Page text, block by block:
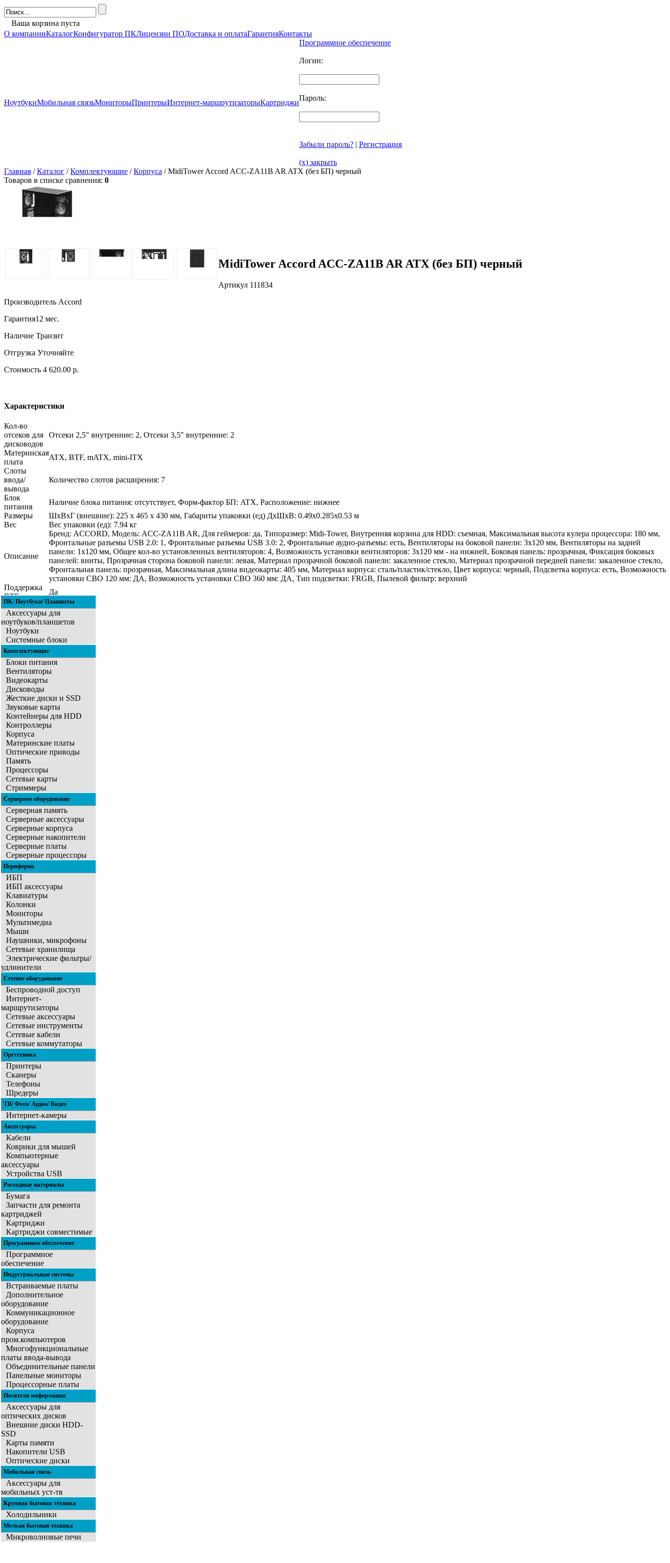
Ваша корзина пуста
О компанииКаталогКонфигуратор ПКЛицензии ПОДоставка и оплатаГарантияКонтакты
НоутбукиМобильная связьМониторыПринтерыИнтернет-маршрутизаторыКартриджи
Программное обеспечение
Логин:
Пароль:
Забыли пароль? | Регистрация
(x) закрыть
Главная /Каталог /Комплектующие /Корпуса / MidiTower Accord ACC-ZA11B AR ATX (без БП) черный
Товаров в списке сравнения: 0
MidiTower Accord ACC-ZA11B AR ATX (без БП) черный
Артикул 111834
Производитель Accord
Гарантия12 мес.
Наличие Транзит
Отгрузка Уточняйте
Стоимость 4 620.00 р.
Характеристики
Кол-во
отсеков для
дисководов
Отсеки 2,5" внутренние: 2, Отсеки 3,5" внутренние: 2
Материнская
плата
ATX, BTF, mATX, mini-ITX
Слоты
ввода/
вывода
Количество слотов расширения: 7
Блок
питания
Наличие блока питания: отсутствует, Форм-фактор БП: ATX, Расположение: нижнее
Размеры
ШхВхГ (внешние): 225 х 465 х 430 мм, Габариты упаковки (ед) ДхШхВ: 0.49x0.285x0.53 м
Вес
Вес упаковки (ед): 7.94 кг
Описание
Бренд: ACCORD, Модель: ACC-ZA11B AR, Для геймеров: да, Типоразмер: Midi-Tower, Внутренняя корзина для HDD: съемная, Максимальная высота кулера процессора: 180 мм,
Фронтальные разъемы USB 2.0: 1, Фронтальные разъемы USB 3.0: 2, Фронтальные аудио-разъемы: есть, Вентиляторы на боковой панели: 3х120 мм, Вентиляторы на задней
панели: 1х120 мм, Общее кол-во установленных вентиляторов: 4, Возможность установки вентиляторов: 3x120 мм - на нижней, Боковая панель: прозрачная, Фиксация боковых
панелей: винты, Прозрачная сторона боковой панели: левая, Материал прозрачной боковой панели: закаленное стекло, Материал прозрачной передней панели: закаленное стекло,
Фронтальная панель: прозрачная, Максимальная длина видеокарты: 405 мм, Материал корпуса: сталь/пластик/стекло, Цвет корпуса: черный, Подсветка корпуса: есть, Возможность
установки СВО 120 мм: ДА, Возможность установки СВО 360 мм: ДА, Тип подсветки: FRGB, Пылевой фильтр: верхний
Поддержка
BTF
Да
ПК/ Ноутбуки/ Планшеты
Аксессуары для
ноутбуков/планшетов
Ноутбуки
Системные блоки
Комплектующие
Блоки питания
Вентиляторы
Видеокарты
Дисководы
Жесткие диски и SSD
Звуковые карты
Контейнеры для HDD
Контроллеры
Корпуса
Материнские платы
Оптические приводы
Память
Процессоры
Сетевые карты
Стриммеры
Серверное оборудование
Серверная память
Серверные аксессуары
Серверные корпуса
Серверные накопители
Серверные платы
Серверные процессоры
Периферия
ИБП
ИБП аксессуары
Клавиатуры
Колонки
Мониторы
Мультимедиа
Мыши
Наушники, микрофоны
Сетевые хранилища
Электрические фильтры/
удлинители
Сетевое оборудование
Беспроводной доступ
Интернет-
маршрутизаторы
Сетевые аксессуары
Сетевые инструменты
Сетевые кабели
Сетевые коммутаторы
Оргтехника
Принтеры
Сканеры
Телефоны
Шредеры
ТВ/ Фото/ Аудио/ Видео
Интернет-камеры
Аксессуары
Кабели
Коврики для мышей
Компьютерные
аксессуары
Устройства USB
Расходные материалы
Бумага
Запчасти для ремонта
картриджей
Картриджи
Картриджи совместимые
Программное обеспечение
Программное
обеспечение
Индустриальные системы
Встраиваемые платы
Дополнительное
оборудование
Коммуникационное
оборудование
Корпуса
пром.компьютеров
Многофункциональные
платы ввода-вывода
Объединительные панели
Панельные мониторы
Процессорные платы
Носители информации
Аксессуары для
оптических дисков
Внешние диски HDD-
SSD
Карты памяти
Накопители USB
Оптические диски
Мобильная связь
Аксессуары для
мобильных уст-тв
Крупная бытовая техника
Холодильники
Мелкая бытовая техника
Микроволновые печи